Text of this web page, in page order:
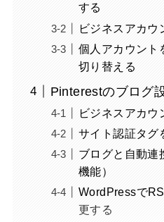
する
ビジネスアカウ
個人アカウント
切り替える
Pinterestのブログ
ビジネスアカウ
サイト認証タグ
ブログと自動連
機能）
WordPressで
更する